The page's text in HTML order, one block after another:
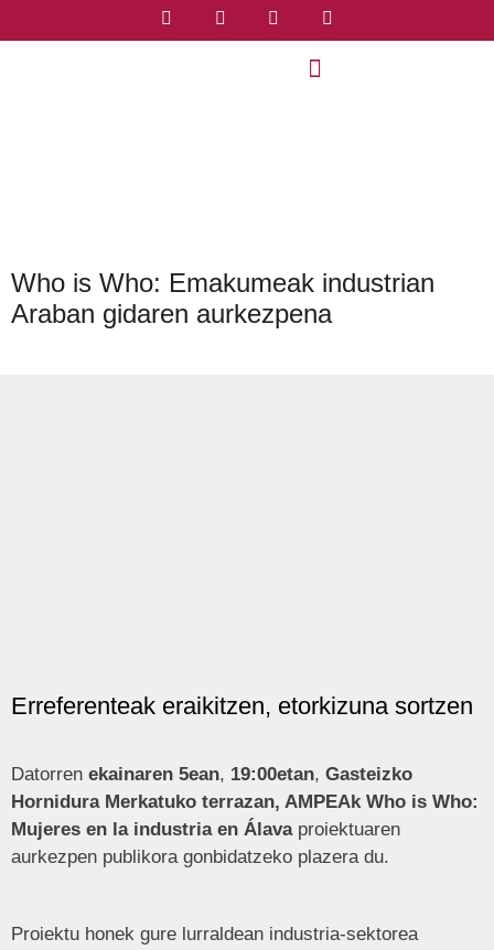
Who is Who: Emakumeak industrian
Araban gidaren aurkezpena
Erreferenteak eraikitzen, etorkizuna sortzen
Datorren ekainaren 5ean, 19:00etan, Gasteizko
Hornidura Merkatuko terrazan, AMPEAk Who is Who:
Mujeres en la industria en Álavaproiektuaren
aurkezpen publikora gonbidatzeko plazera du.
Proiektu honek gure lurraldean industria-sektorea